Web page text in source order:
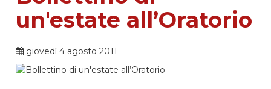
un'estate all’Oratorio
giovedì 4 agosto 2011